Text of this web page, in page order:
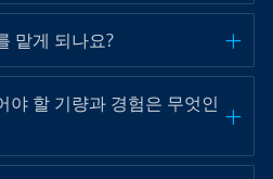
맡게 되나요?
야 할 기량과 경험은 무엇인